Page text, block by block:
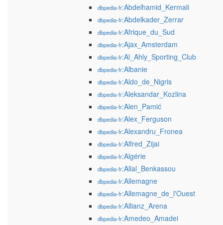
dbpedia-fr:Abdelhamid_Kermali
dbpedia-fr:Abdelkader_Zerrar
dbpedia-fr:Afrique_du_Sud
dbpedia-fr:Ajax_Amsterdam
dbpedia-fr:Al_Ahly_Sporting_Club
dbpedia-fr:Albanie
dbpedia-fr:Aldo_de_Nigris
dbpedia-fr:Aleksandar_Kozlina
dbpedia-fr:Alen_Pamić
dbpedia-fr:Alex_Ferguson
dbpedia-fr:Alexandru_Fronea
dbpedia-fr:Alfred_Zijai
dbpedia-fr:Algérie
dbpedia-fr:Allal_Benkassou
dbpedia-fr:Allemagne
dbpedia-fr:Allemagne_de_l'Ouest
dbpedia-fr:Allianz_Arena
dbpedia-fr:Amedeo_Amadei